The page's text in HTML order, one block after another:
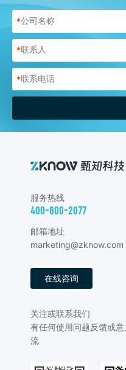
*
*
*
服务热线
400-800-2077
邮箱地址
marketing@zknow.com
在线咨询
关注或联系我们
有任何使用问题反馈或
流